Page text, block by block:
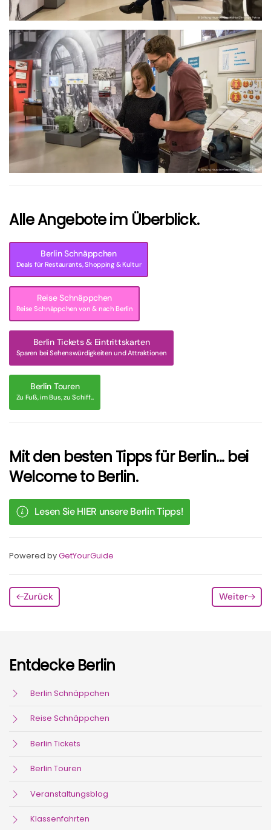
größer
Alle Angebote im Überblick.
Berlin Schnäppchen
Deals für Restaurants, Shopping & Kultur
Reise Schnäppchen
Reise Schnäppchen von & nach Berlin
Berlin Tickets & Eintrittskarten
Sparen bei Sehenswürdigkeiten und Attraktionen
Berlin Touren
Zu Fuß, im Bus, zu Schiff...
Mit den besten Tipps für Berlin... bei
Welcome to Berlin.
Lesen Sie HIER unsere Berlin Tipps!
Powered byGetYourGuide
Zurück Weiter
Entdecke Berlin
Berlin Schnäppchen
Reise Schnäppchen
Berlin Tickets
Berlin Touren
Veranstaltungsblog
Klassenfahrten